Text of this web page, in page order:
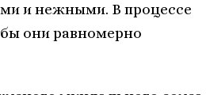
и нежными. В процессе
они равномерно